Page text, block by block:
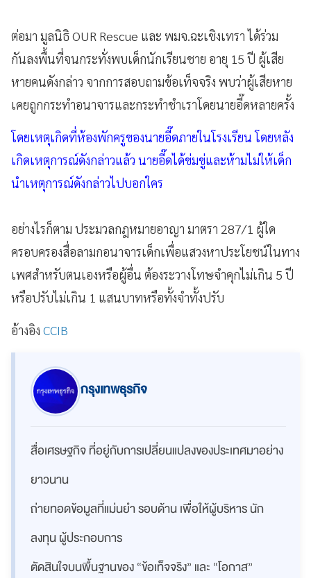
ต่อมา มูลนิธิ OUR Rescue และ พมจ.ฉะเชิงเทรา ได้ร่วม
กันลงพื้นที่จนกระทั่งพบเด็กนักเรียนชาย อายุ 15 ปี ผู้เสีย
หายคนดังกล่าว จากการสอบถามข้อเท็จจริง พบว่าผู้เสียหาย
เคยถูกกระทำอนาจารและกระทำชำเราโดยนายอี๊ดหลายครั้ง
โดยเหตุเกิดที่ห้องพักครูของนายอี๊ดภายในโรงเรียน โดยหลัง
เกิดเหตุการณ์ดังกล่าวแล้ว นายอี๊ดได้ข่มขู่และห้ามไม่ให้เด็ก
นำเหตุการณ์ดังกล่าวไปบอกใคร
อย่างไรก็ตาม ประมวลกฎหมายอาญา มาตรา 287/1 ผู้ใด
ครอบครองสื่อลามกอนาจารเด็กเพื่อแสวงหาประโยชน์ในทาง
เพศสำหรับตนเองหรือผู้อื่น ต้องระวางโทษจำคุกไม่เกิน 5 ปี
หรือปรับไม่เกิน 1 แสนบาทหรือทั้งจำทั้งปรับ
อ้างอิง CCIB
กรุงเทพธุรกิจ
สื่อเศรษฐกิจ ที่อยู่กับการเปลี่ยนแปลงของประเทศมาอย่าง
ยาวนาน
ถ่ายทอดข้อมูลที่แม่นยำ รอบด้าน เพื่อให้ผู้บริหาร นัก
ลงทุน ผู้ประกอบการ
ตัดสินใจบนพื้นฐานของ “ข้อเท็จจริง” และ “โอกาส”